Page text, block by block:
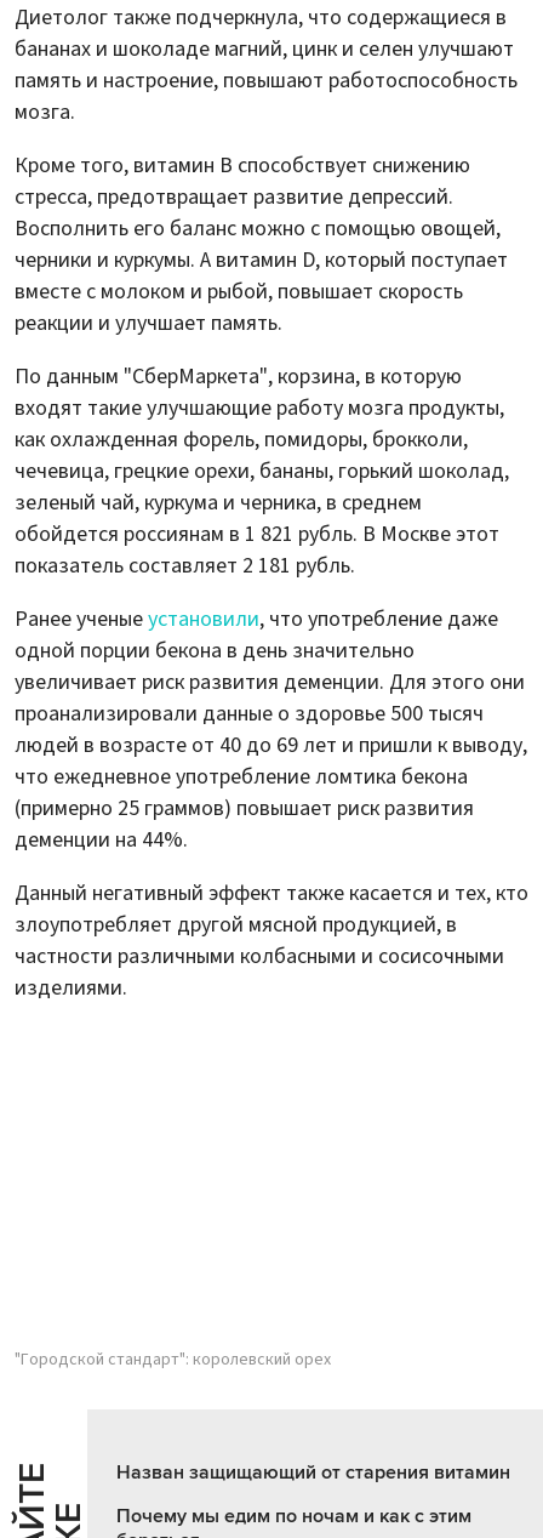
Диетолог также подчеркнула, что содержащиеся в
бананах и шоколаде магний, цинк и селен улучшают
память и настроение, повышают работоспособность
мозга.
Кроме того, витамин B способствует снижению
стресса, предотвращает развитие депрессий.
Восполнить его баланс можно с помощью овощей,
черники и куркумы. А витамин D, который поступает
вместе с молоком и рыбой, повышает скорость
реакции и улучшает память.
По данным "СберМаркета", корзина, в которую
входят такие улучшающие работу мозга продукты,
как охлажденная форель, помидоры, брокколи,
чечевица, грецкие орехи, бананы, горький шоколад,
зеленый чай, куркума и черника, в среднем
обойдется россиянам в 1 821 рубль. В Москве этот
показатель составляет 2 181 рубль.
Ранее ученыеустановили, что употребление даже
одной порции бекона в день значительно
увеличивает риск развития деменции. Для этого они
проанализировали данные о здоровье 500 тысяч
людей в возрасте от 40 до 69 лет и пришли к выводу,
что ежедневное употребление ломтика бекона
(примерно 25 граммов) повышает риск развития
деменции на 44%.
Данный негативный эффект также касается и тех, кто
злоупотребляет другой мясной продукцией, в
частности различными колбасными и сосисочными
изделиями.
"Городской стандарт": королевский орех
Назван защищающий от старения витамин
Почему мы едим по ночам и как с этим